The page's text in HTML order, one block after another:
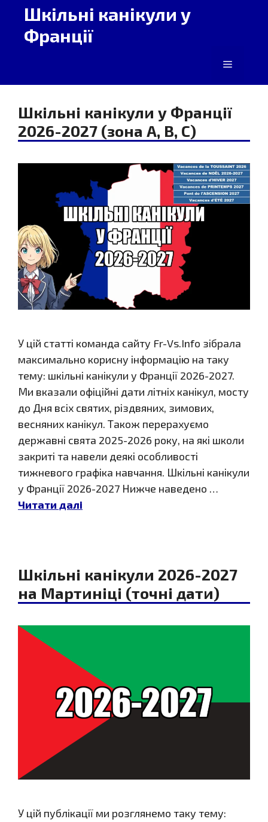
Перейти
вмісту
Шкільні канікули у
Франції
Меню
Шкільні канікули у Франції
2026-2027 (зона A, B, C)
У цій статті команда сайту Fr-Vs.Info зібрала
максимально корисну інформацію на таку
тему: шкільні канікули у Франції 2026-2027.
Ми вказали офіційні дати літніх канікул, мосту
до Дня всіх святих, різдвяних, зимових,
весняних канікул. Також перерахуємо
державні свята 2025-2026 року, на які школи
закриті та навели деякі особливості
тижневого графіка навчання. Шкільні канікули
у Франції 2026-2027 Нижче наведено …
Читати далі
Шкільні канікули 2026-2027
на Мартиніці (точні дати)
У цій публікації ми розглянемо таку тему: